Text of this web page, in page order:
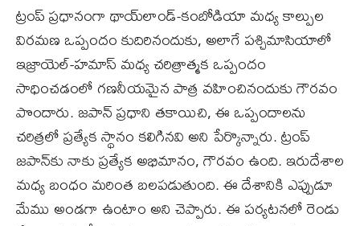
ట్రంప్ ప్రధానంగా థాయ్‌లాండ్-కంబోడియా మధ్య కాల్పుల
విరమణ ఒప్పందం కుదిరినందుకు, అలాగే పశ్చిమాసియాలో
ఇజ్రాయెల్-హమాస్ మధ్య చరిత్రాత్మక ఒప్పందం
సాధించడంలో గణనీయమైన పాత్ర వహించినందుకు గౌరవం
పొందారు. జపాన్ ప్రధాని తకాయిచి, ఈ ఒప్పందాలను
చరిత్రలో ప్రత్యేక స్థానం కలిగినవి అని పేర్కొన్నారు. ట్రంప్
జపాన్‌కు నాకు ప్రత్యేక అభిమానం, గౌరవం ఉంది. ఇరుదేశాల
మధ్య బంధం మరింత బలపడుతుంది. ఈ దేశానికి ఎప్పుడూ
మేము అండగా ఉంటాం అని చెప్పారు. ఈ పర్యటనలో రెండు